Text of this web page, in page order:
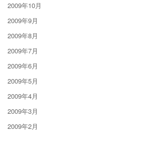
2009年10月
2009年9月
2009年8月
2009年7月
2009年6月
2009年5月
2009年4月
2009年3月
2009年2月